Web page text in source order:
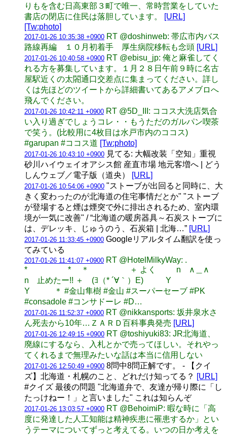
りもを含む日高東部３町で唯一、常時営業をしていた
書店の閉店に住民は落胆しています。
[URL]
[Tw:photo]
2017-01-26 10:35:38 +0900 RT @doshinweb: 帯広市内バス
路線再編 １０月初着手 厚生病院移転も念頭 [URL]
2017-01-26 10:40:58 +0900 RT @ebisu_jp: 俺と麻雀してく
れる方を募集しています。１月２８日午前９時に名古
屋駅近くの太閤通口交差点に集まってください。詳し
くは先ほどのツイートから詳細書いてあるアメブロへ
飛んでください。
2017-01-26 10:42:11 +0900 RT @5D_III: ココス大洗店気合
い入り過ぎでしょうコレ・・もうただのガルパン喫茶
で笑う。(比較用に4枚目は水戸市内のココス)
#garupan #ココス道 [Tw:photo]
2017-01-26 10:43:10 +0900 見てる: 大幅改装「空知」重視
砂川ハイウェイオアシス館 産直市場 地元客増へ | どう
しんウェブ／電子版（道央）
[URL]
2017-01-26 10:54:06 +0900 "ストーブが出回ると同時に、大
きく変わったのが北海道の住宅事情だとか" "ストーブ
が登場すると煙は煙突で外に排出されるため、室内環
境が一気に改善" / “北海道の暖房器具～石炭ストーブに
は、デレッキ、じゅうのう、石炭箱 | 北海…” [URL]
2017-01-26 11:33:45 +0900 Googleリアルタイム翻訳を使っ
てみている
2017-01-26 11:41:07 +0900 RT @HotelMilkyWay: .
* * ＊ ＋ よく n ∧＿∧
n 止めたー!! ＋ (ﾖ（* ´∀｀）E) Y
Y ＊ #金山隼樹 #金山 #スーパーセーブ #PK
#consadole #コンサドーレ #D…
2017-01-26 11:52:37 +0900 RT @nikkansports: 坂井泉水さ
ん死去から10年…ＺＡＲＤ百科事典発売 [URL]
2017-01-26 12:49:15 +0900 RT @toshiyuki83: JR北海道、
廃線にするなら、入札とかで売ってほしい。それやっ
てくれるまで無理みたいな話は本当に信用しない
2017-01-26 12:50:49 +0900 8問中8問正解です。 - 【クイ
ズ】北海道・札幌のこと、どれだけ知ってる？ [URL]
#クイズ 最後の問題 "北海道弁で、友達が帰り際に「し
たっけねー！」と言いました" これは知らんぞ
2017-01-26 13:03:57 +0900 RT @BehoimiP: 暇な時に「高
度に発達した人工知能は精神疾患に罹患するか」とい
うテーマについてずっと考えてる。いつの日か考えを